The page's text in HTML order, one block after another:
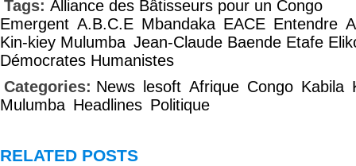
Tags: Alliance des Bâtisseurs pour un Congo
Emergent A.B.C.E Mbandaka EACE Entendre
Kin-kiey Mulumba Jean-Claude Baende Etafe
Démocrates Humanistes
Categories: News lesoft Afrique Congo Kabila
Mulumba Headlines Politique
RELATED POSTS